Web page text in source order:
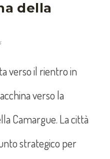
della
verso il rientro in
verso la
Camargue. La città
strategico per